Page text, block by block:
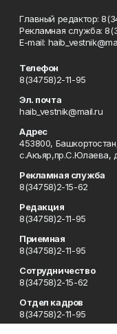
Главный редактор:
Рекламная служба:
Е-mаil:
Телефон
8(34758)2-11-95
Эл. почта
haib_vestnik@mail.ru
Адрес
453800,
с.Акъяр,пр.С.Юлаева,
Рекламная служба
8(34758)2-15-62
Редакция
8(34758)2-11-95
Приемная
8(34758)2-11-95
Сотрудничество
8(34758)2-15-62
Отдел кадров
8(34758)2-11-95